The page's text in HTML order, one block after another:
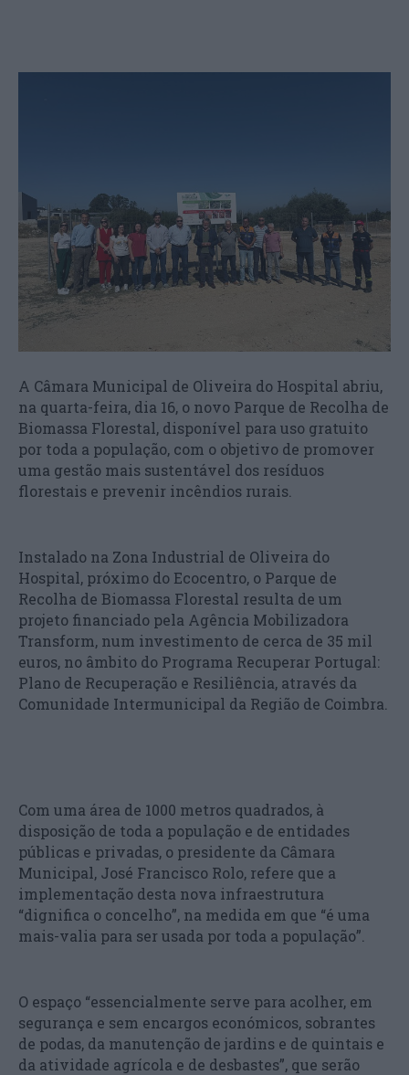
A Câmara Municipal de Oliveira do Hospital abriu,
na quarta-feira, dia 16, o novo Parque de Recolha de
Biomassa Florestal, disponível para uso gratuito
por toda a população, com o objetivo de promover
uma gestão mais sustentável dos resíduos
florestais e prevenir incêndios rurais.
Instalado na Zona Industrial de Oliveira do
Hospital, próximo do Ecocentro, o Parque de
Recolha de Biomassa Florestal resulta de um
projeto financiado pela Agência Mobilizadora
Transform, num investimento de cerca de 35 mil
euros, no âmbito do Programa Recuperar Portugal:
Plano de Recuperação e Resiliência, através da
Comunidade Intermunicipal da Região de Coimbra.
Com uma área de 1000 metros quadrados, à
disposição de toda a população e de entidades
públicas e privadas, o presidente da Câmara
Municipal, José Francisco Rolo, refere que a
implementação desta nova infraestrutura
“dignifica o concelho”, na medida em que “é uma
mais-valia para ser usada por toda a população”.
O espaço “essencialmente serve para acolher, em
segurança e sem encargos económicos, sobrantes
de podas, da manutenção de jardins e de quintais e
da atividade agrícola e de desbastes”, que serão